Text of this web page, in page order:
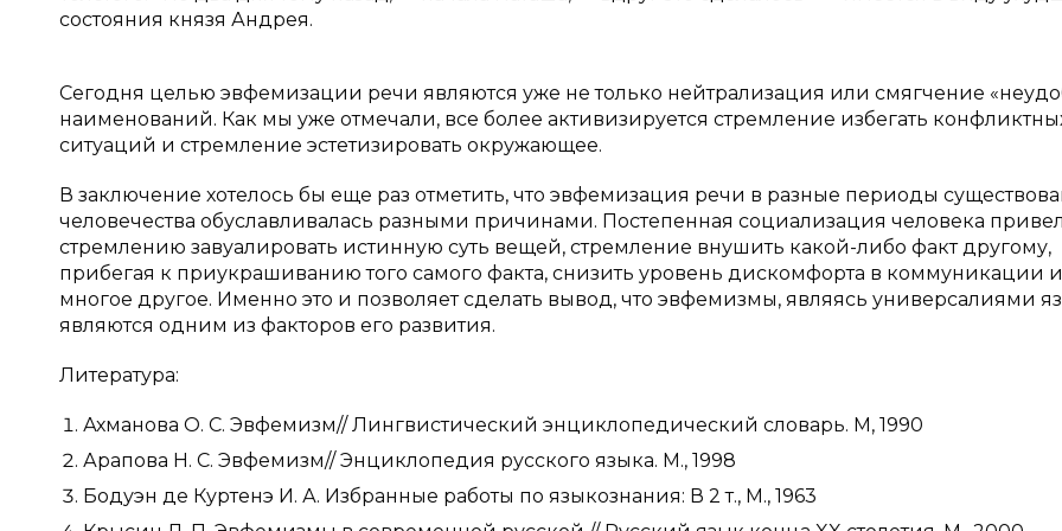
состояния князя Андрея.
Сегодня целью эвфемизации речи являются уже не только нейтрализация или смягчение
наименований. Как мы уже отмечали, все более активизируется стремление избегать
ситуаций и стремление эстетизировать окружающее.
В заключение хотелось бы еще раз отметить, что эвфемизация речи в разные периоды
человечества обуславливалась разными причинами. Постепенная социализация человека
стремлению завуалировать истинную суть вещей, стремление внушить какой-либо факт другому,
прибегая к приукрашиванию того самого факта, снизить уровень дискомфорта в коммуникации и
многое другое. Именно это и позволяет сделать вывод, что эвфемизмы, являясь универсалиями
являются одним из факторов его развития.
Литература:
Ахманова О. С. Эвфемизм// Лингвистический энциклопедический словарь. М, 1990
Арапова Н. С. Эвфемизм// Энциклопедия русского языка. М., 1998
Бодуэн де Куртенэ И. А. Избранные работы по языкознания: В 2 т., М., 1963